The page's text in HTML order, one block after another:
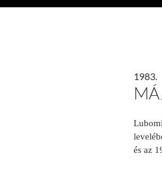
1983.
és az